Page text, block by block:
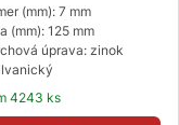
(mm): 7 mm
(mm): 125 mm
úprava: zinok
4243 ks